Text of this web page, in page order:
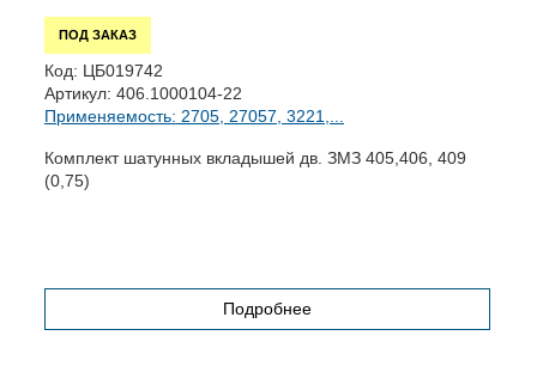
ПОД ЗАКАЗ
Код: ЦБ019742
Артикул: 406.1000104-22
Применяемость: 2705, 27057, 3221,...
Комплект шатунных вкладышей дв. ЗМЗ 405,406, 409
(0,75)
Подробнее